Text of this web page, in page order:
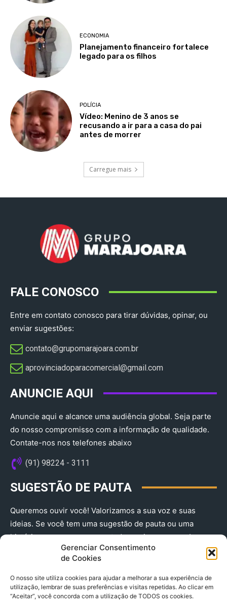
Gerenciar Consentimento
de Cookies
O nosso site utiliza cookies para ajudar a melhorar a sua experiência de
utilização, lembrar de suas preferências e visitas repetidas. Ao clicar em
“Aceitar”, você concorda com a utilização de TODOS os cookies.
ECONOMIA
Planejamento financeiro fortalece
legado para os filhos
POLÍCIA
Vídeo: Menino de 3 anos se
recusando a ir para a casa do pai
antes de morrer
Carregue mais
FALE CONOSCO
Entre em contato conosco para tirar dúvidas, opinar, ou
enviar sugestões:
contato@grupomarajoara.com.br
aprovinciadoparacomercial@gmail.com​
ANUNCIE AQUI
Anuncie aqui e alcance uma audiência global. Seja parte
do nosso compromisso com a informação de qualidade.
Contate-nos nos telefones abaixo
(91) 98224 - 3111
SUGESTÃO DE PAUTA
Queremos ouvir você! Valorizamos a sua voz e suas
ideias. Se você tem uma sugestão de pauta ou uma
história que merece ser contada, envie-nos agora!
(91) 98224 - 3111